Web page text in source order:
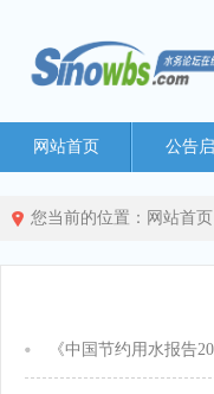
网站首页 公告
您当前的位置： 网站首页
《中国节约用水报告